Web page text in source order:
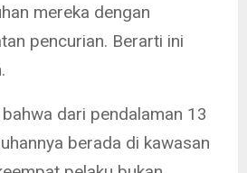
mereka dengan
pencurian. Berarti ini
dari pendalaman 13
berada di kawasan